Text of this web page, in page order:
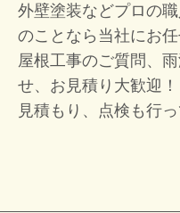
外壁塗装などプロの
のことなら当社にお任
屋根工事のご質問、
せ、お見積り大歓迎！
見積もり、点検も行っ